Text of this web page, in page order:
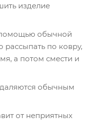
изделие
обычной
по ковру,
а потом смести и
обычным
от неприятных